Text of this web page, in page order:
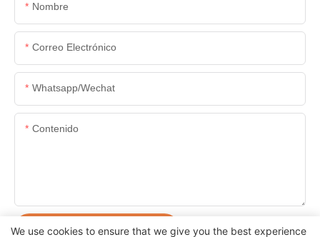
Nombre
Correo Electrónico
Whatsapp/wechat
Contenido
ENVIAR CONSULTA AHORA
We use cookies to ensure that we give you the best experience